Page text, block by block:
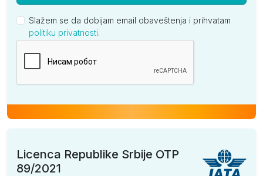
Slažem se da dobijam email obaveštenja i prihvatam
politiku privatnosti.
Licenca Republike Srbije OTP
89/2021